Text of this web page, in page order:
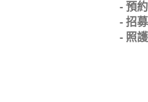
- 預
- 招
- 照